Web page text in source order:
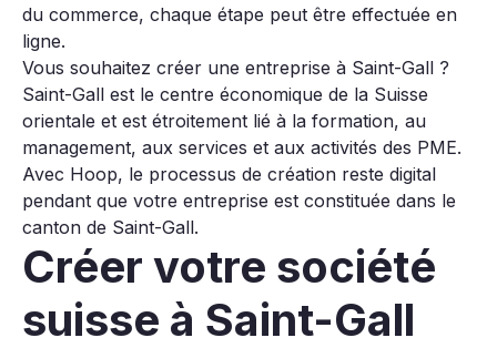
du commerce, chaque étape peut être effectuée en
ligne.
Vous souhaitez créer une entreprise à Saint-Gall ?
Saint-Gall est le centre économique de la Suisse
orientale et est étroitement lié à la formation, au
management, aux services et aux activités des PME.
Avec Hoop, le processus de création reste digital
pendant que votre entreprise est constituée dans le
canton de Saint-Gall.
Créer votre société
suisse à Saint-Gall